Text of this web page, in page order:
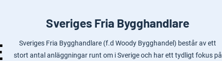
Sveriges Fria Bygghandlare
Sveriges Fria Bygghandlare (f.d Woody Bygghandel) består av ett
stort antal anläggningar runt om i Sverige och har ett tydligt fokus på